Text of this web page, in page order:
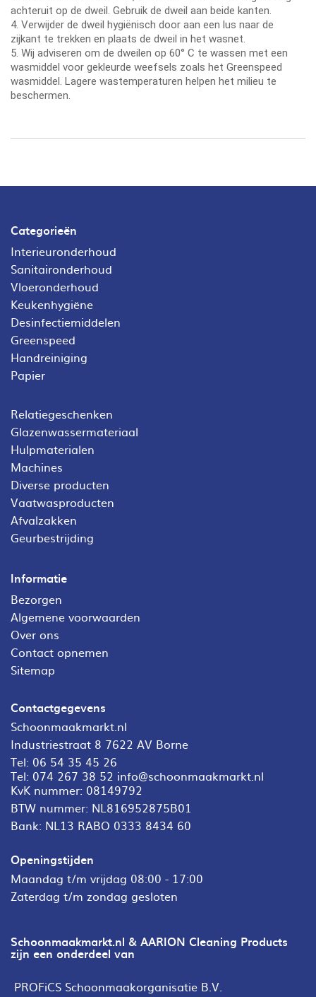
achteruit op de dweil. Gebruik de dweil aan beide kanten.
4. Verwijder de dweil hygiënisch door aan een lus naar de
zijkant te trekken en plaats de dweil in het wasnet.
5. Wij adviseren om de dweilen op 60° C te wassen met een
wasmiddel voor gekleurde weefsels zoals het Greenspeed
wasmiddel. Lagere wastemperaturen helpen het milieu te
beschermen.
Categorieën
Interieuronderhoud
Sanitaironderhoud
Vloeronderhoud
Keukenhygiëne
Desinfectiemiddelen
Greenspeed
Handreiniging
Papier
Relatiegeschenken
Glazenwassermateriaal
Hulpmaterialen
Machines
Diverse producten
Vaatwasproducten
Afvalzakken
Geurbestrijding
Informatie
Bezorgen
Algemene voorwaarden
Over ons
Contact opnemen
Sitemap
Contactgegevens
Schoonmaakmarkt.nl
Industriestraat 8 7622 AV Borne
Tel: 06 54 35 45 26
Tel: 074 267 38 52 info@schoonmaakmarkt.nl
KvK nummer: 08149792
BTW nummer: NL816952875B01
Bank: NL13 RABO 0333 8434 60
Openingstijden
Maandag t/m vrijdag 08:00 - 17:00
Zaterdag t/m zondag gesloten
Schoonmaakmarkt.nl & AARION Cleaning Products
zijn een onderdeel van
PROFiCS Schoonmaakorganisatie B.V.